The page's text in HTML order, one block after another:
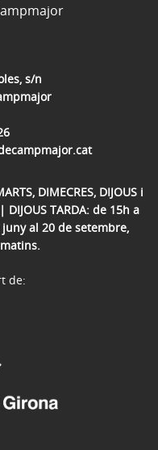
s/n
DIMECRES, DIJOUS i
TARDA: de 15h a
al 20 de setembre,
de: